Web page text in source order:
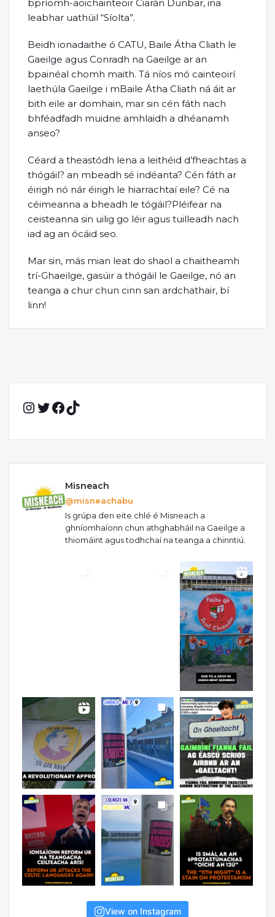
bpríomh-aoichainteoir Ciarán Dunbar, ina
leabhar uathúil “Síolta”.
Beidh ionadaithe ó CATU, Baile Átha Cliath le
Gaeilge agus Conradh na Gaeilge ar an
bpainéal chomh maith. Tá níos mó cainteoirí
laethúla Gaeilge i mBaile Átha Cliath ná áit ar
bith eile ar domhain, mar sin cén fáth nach
bhféadfadh muidne amhlaidh a dhéanamh
anseo?
Céard a theastódh lena a leithéid d’fheachtas a
thógáil? an mbeadh sé indéanta? Cén fáth ar
éirigh nó nár éirigh le hiarrachtaí eile? Cé na
céimeanna a bheadh le tógáil?Pléifear na
ceisteanna sin uilig go léir agus tuilleadh nach
iad ag an ócáid seo.
Mar sin, más mian leat do shaol a chaitheamh
trí-Ghaeilge, gasúir a thógáil le Gaeilge, nó an
teanga a chur chun cinn san ardchathair, bí
linn!
Instagram
TwitterFacebook
Misneach
@misneachabu
Is grúpa den eite chlé é Misneach a
ghníomhaíonn chun athghabháil na Gaeilge a
thiomáint agus todhchaí na teanga a chinntiú.
View on Instagram